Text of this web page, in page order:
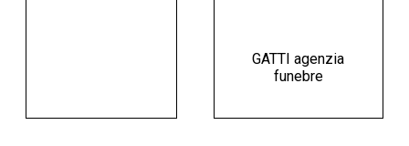
GATTI agenzia
funebre